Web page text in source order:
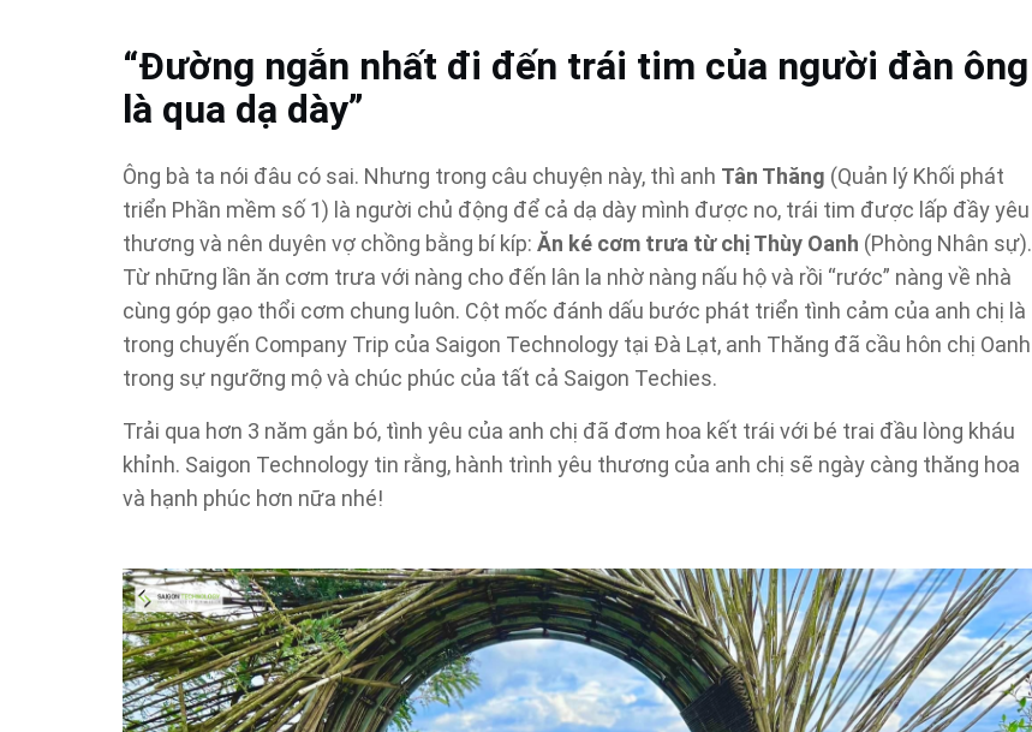
“Đường ngắn nhất đi đến trái tim của người đàn ông
là qua dạ dày”
Ông bà ta nói đâu có sai. Nhưng trong câu chuyện này, thì anh Tân Thăng (Quản lý Khối phát
triển Phần mềm số 1) là người chủ động để cả dạ dày mình được no, trái tim được lấp đầy yêu
thương và nên duyên vợ chồng bằng bí kíp: Ăn ké cơm trưa từ chị Thùy Oanh (Phòng Nhân sự).
Từ những lần ăn cơm trưa với nàng cho đến lân la nhờ nàng nấu hộ và rồi “rước” nàng về nhà
cùng góp gạo thổi cơm chung luôn. Cột mốc đánh dấu bước phát triển tình cảm của anh chị là
trong chuyến Company Trip của Saigon Technology tại Đà Lạt, anh Thăng đã cầu hôn chị Oanh
trong sự ngưỡng mộ và chúc phúc của tất cả Saigon Techies.
Trải qua hơn 3 năm gắn bó, tình yêu của anh chị đã đơm hoa kết trái với bé trai đầu lòng kháu
khỉnh. Saigon Technology tin rằng, hành trình yêu thương của anh chị sẽ ngày càng thăng hoa
và hạnh phúc hơn nữa nhé!